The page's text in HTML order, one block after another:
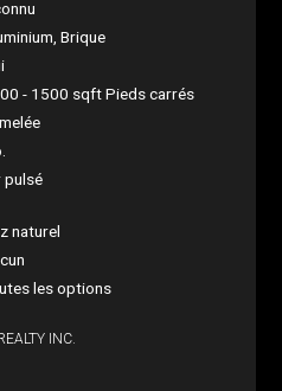
Brique
- 1500 sqft Pieds carrés
pulsé
naturel
les options
INC.